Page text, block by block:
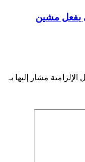
بفعل مشين
الإلزامية مشار إليها بـ